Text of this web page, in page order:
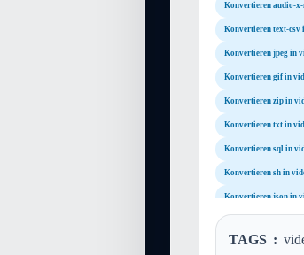
Konvertieren audio-
Konvertieren text-csv
Konvertieren jpeg in
Konvertieren gif in
Konvertieren zip in
Konvertieren txt in
Konvertieren sql in
Konvertieren sh in
Konvertieren json in
Konvertieren gz in
TAGS :